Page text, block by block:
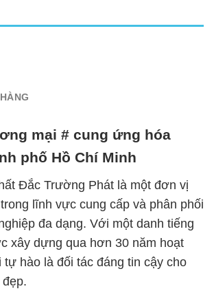
mại # cung ứng hóa
phố Hồ Chí Minh
Đắc Trường Phát là một đơn vị
lĩnh vực cung cấp và phân phối
đa dạng. Với một danh tiếng
xây dựng qua hơn 30 năm hoạt
tự hào là đối tác đáng tin cậy cho